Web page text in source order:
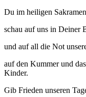
Du im heiligen
schau auf uns in Deiner
und auf all die Not
auf den Kummer und
Kinder.
Gib Frieden unseren